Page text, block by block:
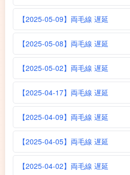
【2025-05-09】両毛線 遅延
【2025-05-08】両毛線 遅延
【2025-05-02】両毛線 遅延
【2025-04-17】両毛線 遅延
【2025-04-09】両毛線 遅延
【2025-04-05】両毛線 遅延
【2025-04-02】両毛線 遅延